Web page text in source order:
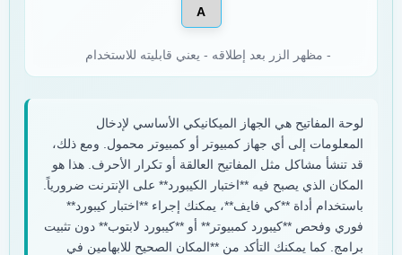
A
- مظهر الزر بعد إطلاقه - يعني قابليته للاستخدام
لوحة المفاتيح هي الجهاز الميكانيكي الأساسي لإدخال
المعلومات إلى أي جهاز كمبيوتر أو كمبيوتر محمول. ومع ذلك،
قد تنشأ مشاكل مثل المفاتيح العالقة أو تكرار الأحرف. هذا هو
المكان الذي يصبح فيه **اختبار الكيبورد** على الإنترنت ضرورياً.
باستخدام أداة **كي فايف**، يمكنك إجراء **اختبار كيبورد**
فوري وفحص **كيبورد كمبيوتر** أو **كيبورد لابتوب** دون تثبيت
برامج. كما يمكنك التأكد من **المكان الصحيح للابهامين في